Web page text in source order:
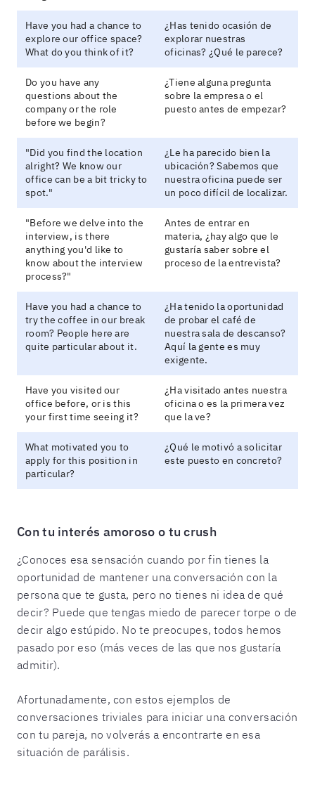
Have you had a chance to
explore our office space?
What do you think of it?
¿Has tenido ocasión de
explorar nuestras
oficinas? ¿Qué le parece?
Do you have any
questions about the
company or the role
before we begin?
¿Tiene alguna pregunta
sobre la empresa o el
puesto antes de empezar?
"Did you find the location
alright? We know our
office can be a bit tricky to
spot."
¿Le ha parecido bien la
ubicación? Sabemos que
nuestra oficina puede ser
un poco difícil de localizar.
"Before we delve into the
interview, is there
anything you'd like to
know about the interview
process?"
Antes de entrar en
materia, ¿hay algo que le
gustaría saber sobre el
proceso de la entrevista?
Have you had a chance to
try the coffee in our break
room? People here are
quite particular about it.
¿Ha tenido la oportunidad
de probar el café de
nuestra sala de descanso?
Aquí la gente es muy
exigente.
Have you visited our
office before, or is this
your first time seeing it?
¿Ha visitado antes nuestra
oficina o es la primera vez
que la ve?
What motivated you to
apply for this position in
particular?
¿Qué le motivó a solicitar
este puesto en concreto?
Con tu interés amoroso o tu crush
¿Conoces esa sensación cuando por fin tienes la
oportunidad de mantener una conversación con la
persona que te gusta, pero no tienes ni idea de qué
decir? Puede que tengas miedo de parecer torpe o de
decir algo estúpido. No te preocupes, todos hemos
pasado por eso (más veces de las que nos gustaría
admitir).
Afortunadamente, con estos ejemplos de
conversaciones triviales para iniciar una conversación
con tu pareja, no volverás a encontrarte en esa
situación de parálisis.